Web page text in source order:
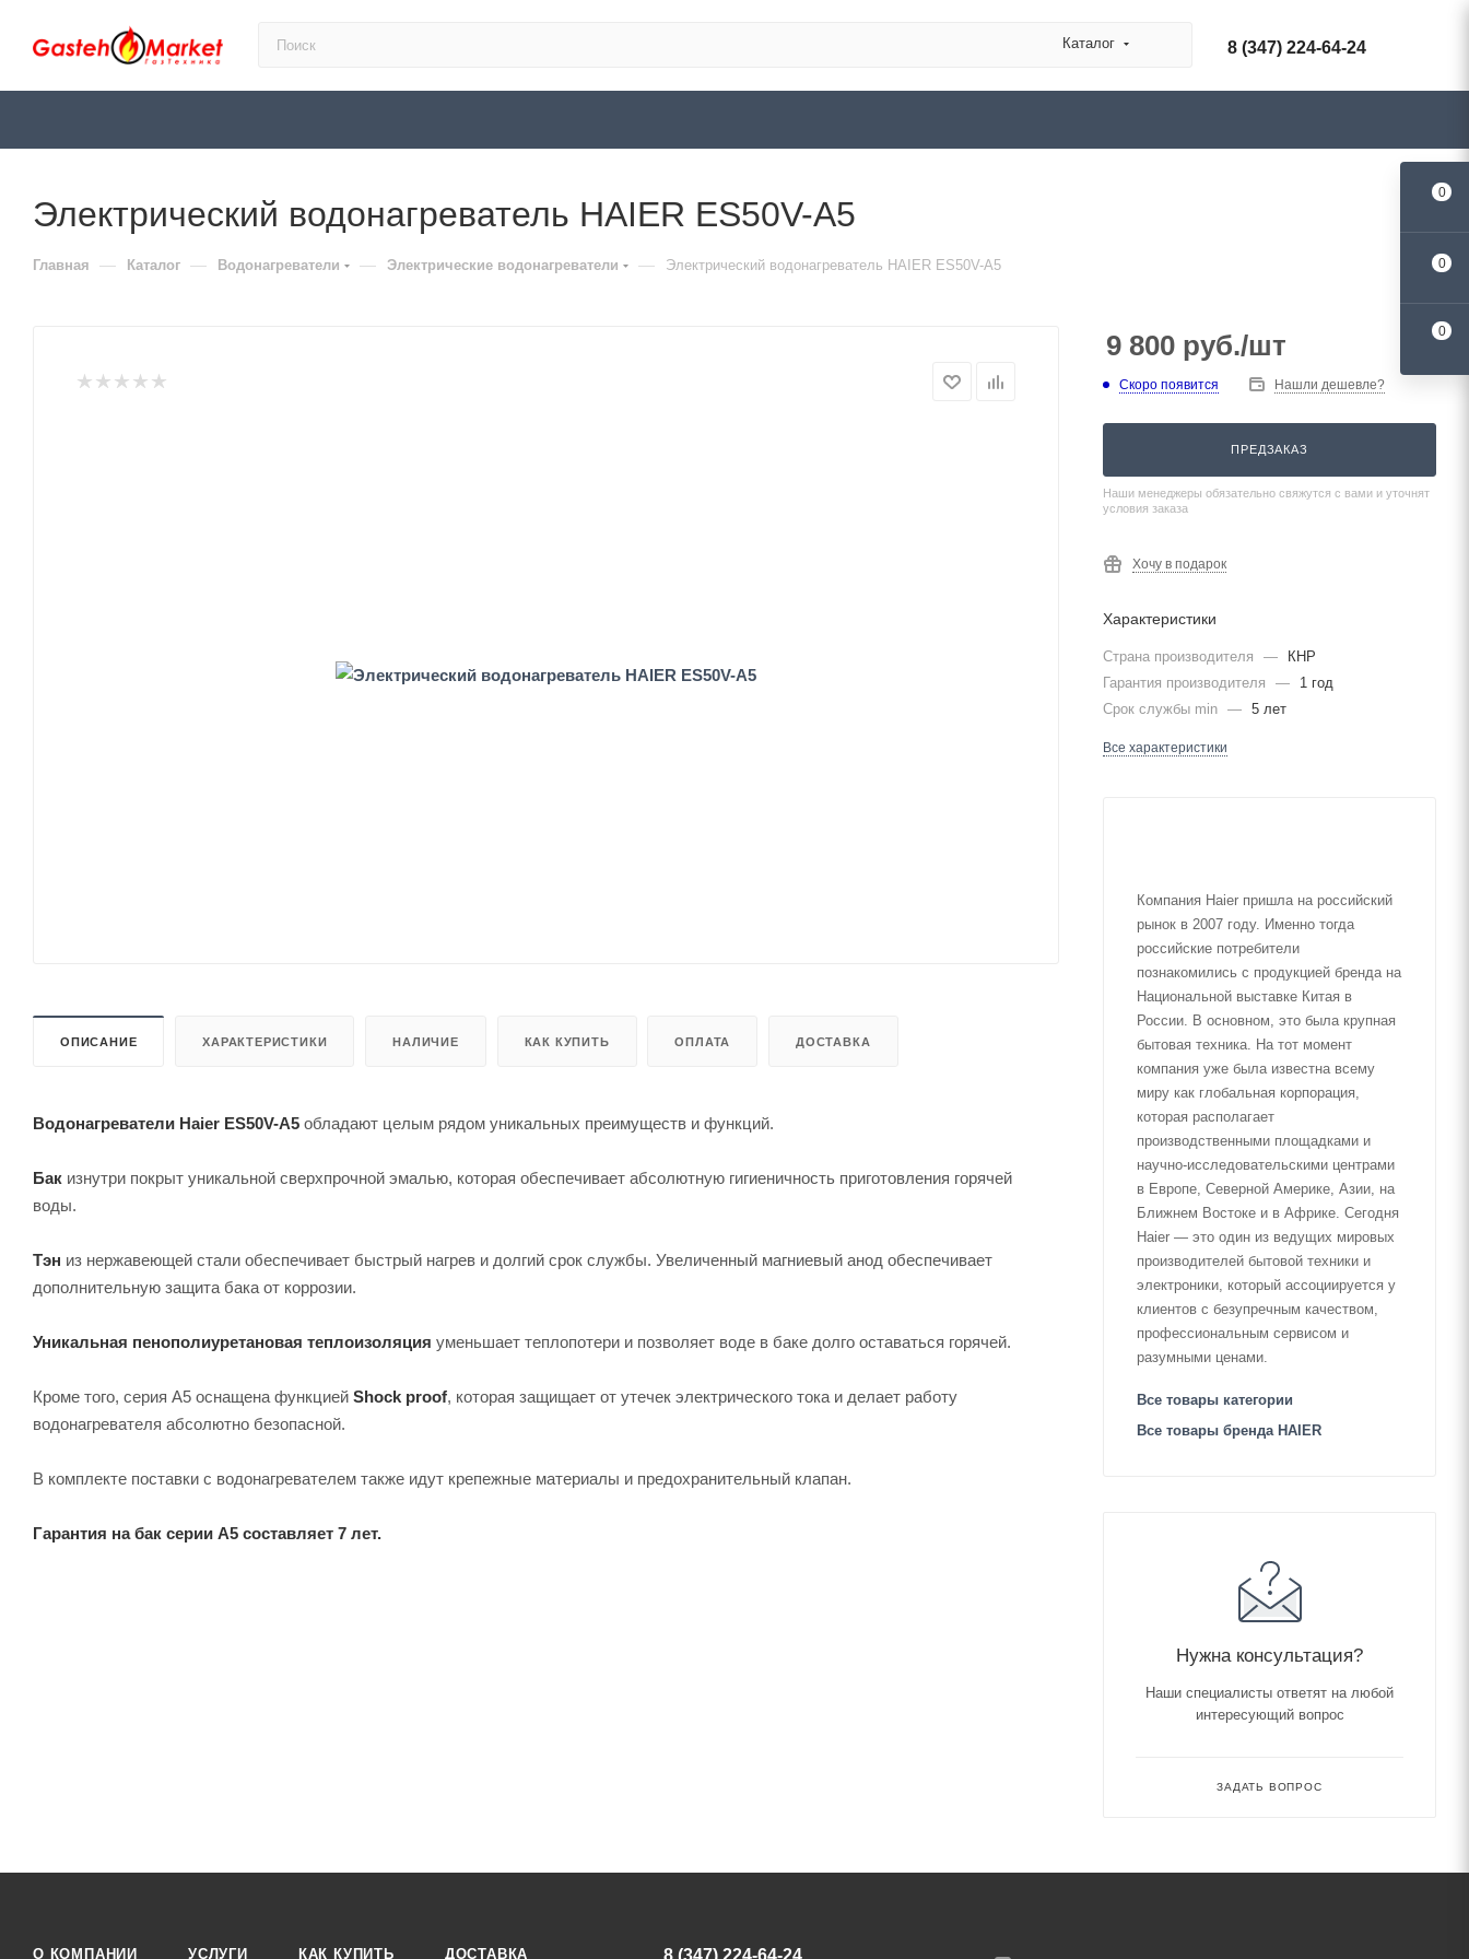
Каталог 8 (347) 224-64-24
Электрический водонагреватель HAIER ES50V-A5
Главная — Каталог — Водонагреватели — Электрические водонагреватели — Электрический водонагреватель HAIER ES50V-A5
ОПИСАНИЕ ХАРАКТЕРИСТИКИ НАЛИЧИЕ КАК КУПИТЬ ОПЛАТА ДОСТАВКА
Водонагреватели Haier ES50V-A5 обладают целым рядом уникальных преимуществ и функций.
Бак изнутри покрыт уникальной сверхпрочной эмалью, которая обеспечивает абсолютную гигиеничность приготовления горячей
воды.
Тэн из нержавеющей стали обеспечивает быстрый нагрев и долгий срок службы. Увеличенный магниевый анод обеспечивает
дополнительную защита бака от коррозии.
Уникальная пенополиуретановая теплоизоляция уменьшает теплопотери и позволяет воде в баке долго оставаться горячей.
Кроме того, серия A5 оснащена функцией Shock proof, которая защищает от утечек электрического тока и делает работу
водонагревателя абсолютно безопасной.
В комплекте поставки с водонагревателем также идут крепежные материалы и предохранительный клапан.
Гарантия на бак серии A5 составляет 7 лет.
9 800 руб./шт
Скоро появится Нашли дешевле?
ПРЕДЗАКАЗ
Наши менеджеры обязательно свяжутся с вами и уточнят
условия заказа
Хочу в подарок
Характеристики
Страна производителя —
КНР
Гарантия производителя
—
1 год
Срок службы min — 5 лет
Все характеристики
Компания Haier пришла на российский
рынок в 2007 году. Именно тогда
российские потребители
познакомились с продукцией бренда на
Национальной выставке Китая в
России. В основном, это была крупная
бытовая техника. На тот момент
компания уже была известна всему
миру как глобальная корпорация,
которая располагает
производственными площадками и
научно-исследовательскими центрами
в Европе, Северной Америке, Азии, на
Ближнем Востоке и в Африке. Сегодня
Haier — это один из ведущих мировых
производителей бытовой техники и
электроники, который ассоциируется у
клиентов с безупречным качеством,
профессиональным сервисом и
разумными ценами.
Все товары категории
Все товары бренда HAIER
Нужна консультация?
Наши специалисты ответят на любой
интересующий вопрос
ЗАДАТЬ ВОПРОС
О КОМПАНИИ УСЛУГИ КАК КУПИТЬ ДОСТАВКА 8 (347) 224-64-24
0
0
0